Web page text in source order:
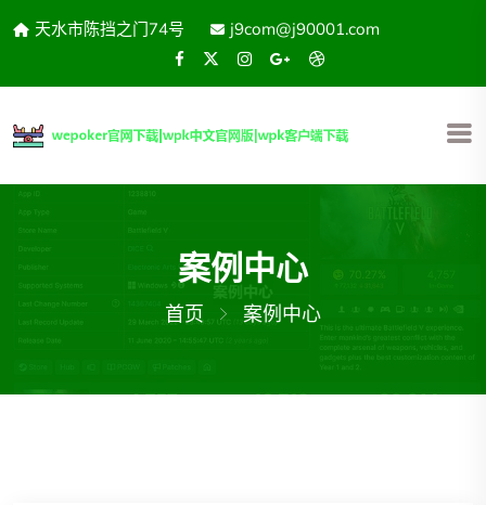
天水市陈挡之门74号 j9com@j90001.com
案例中心
首页 案例中心